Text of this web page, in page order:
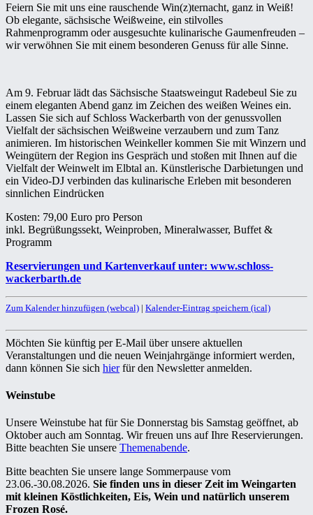
Feiern Sie mit uns eine rauschende Win(z)ternacht, ganz in Weiß!
Ob elegante, sächsische Weißweine, ein stilvolles
Rahmenprogramm oder ausgesuchte kulinarische Gaumenfreuden –
wir verwöhnen Sie mit einem besonderen Genuss für alle Sinne.
Am 9. Februar lädt das Sächsische Staatsweingut Radebeul Sie zu
einem eleganten Abend ganz im Zeichen des weißen Weines ein.
Lassen Sie sich auf Schloss Wackerbarth von der genussvollen
Vielfalt der sächsischen Weißweine verzaubern und zum Tanz
animieren. Im historischen Weinkeller kommen Sie mit Winzern und
Weingütern der Region ins Gespräch und stoßen mit Ihnen auf die
Vielfalt der Weinwelt im Elbtal an. Künstlerische Darbietungen und
ein Video-DJ verbinden das kulinarische Erleben mit besonderen
sinnlichen Eindrücken
Kosten: 79,00 Euro pro Person
inkl. Begrüßungssekt, Weinproben, Mineralwasser, Buffet &
Programm
Reservierungen und Kartenverkauf unter: www.schloss-
wackerbarth.de
Zum Kalender hinzufügen (webcal) | Kalender-Eintrag speichern (ical)
Möchten Sie künftig per E-Mail über unsere aktuellen
Veranstaltungen und die neuen Weinjahrgänge informiert werden,
dann können Sie sich hierfür den Newsletter anmelden.
Weinstube
Unsere Weinstube hat für Sie Donnerstag bis Samstag geöffnet, ab
Oktober auch am Sonntag. Wir freuen uns auf Ihre Reservierungen.
Bitte beachten Sie unsere Themenabende.
Bitte beachten Sie unsere lange Sommerpause vom
23.06.-30.08.2026. Sie finden uns in dieser Zeit im Weingarten
mit kleinen Köstlichkeiten, Eis, Wein und natürlich unserem
Frozen Rosé.